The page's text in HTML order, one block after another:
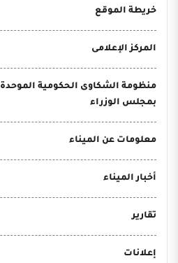
خريطة الموقع
المركز الإعلامى
منظومة الشكاوى الحكومية الموحدة
بمجلس الوزراء
معلومات عن الميناء
أخبار الميناء
تقارير
إعلانات